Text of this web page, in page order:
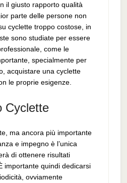
il giusto rapporto qualità
parte delle persone non
cyclette troppo costose, in
sono studiate per essere
come le
specialmente per
acquistare una cyclette
le proprie esigenze.
Cyclette
ma ancora più importante
e impegno è l’unica
di ottenere risultati
importante quindi dedicarsi
ovviamente